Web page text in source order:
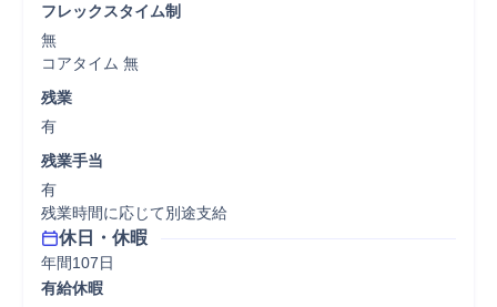
フレックスタイム制
無
コアタイム 無
残業
有
残業手当
有
残業時間に応じて別途支給
休日・休暇
年間107日
有給休暇